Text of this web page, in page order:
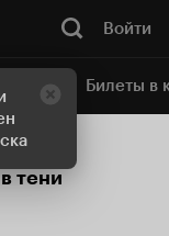
Войти
Билеты в
тени